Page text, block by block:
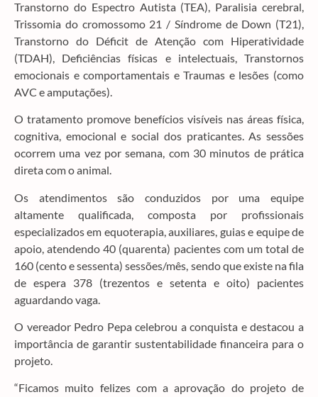
Transtorno do Espectro Autista (TEA), Paralisia cerebral,
Trissomia do cromossomo 21 / Síndrome de Down (T21),
Transtorno do Déficit de Atenção com Hiperatividade
(TDAH), Deficiências físicas e intelectuais, Transtornos
emocionais e comportamentais e Traumas e lesões (como
AVC e amputações).
O tratamento promove benefícios visíveis nas áreas física,
cognitiva, emocional e social dos praticantes. As sessões
ocorrem uma vez por semana, com 30 minutos de prática
direta com o animal.
Os atendimentos são conduzidos por uma equipe
altamente qualificada, composta por profissionais
especializados em equoterapia, auxiliares, guias e equipe de
apoio, atendendo 40 (quarenta) pacientes com um total de
160 (cento e sessenta) sessões/mês, sendo que existe na fila
de espera 378 (trezentos e setenta e oito) pacientes
aguardando vaga.
O vereador Pedro Pepa celebrou a conquista e destacou a
importância de garantir sustentabilidade financeira para o
projeto.
“Ficamos muito felizes com a aprovação do projeto de